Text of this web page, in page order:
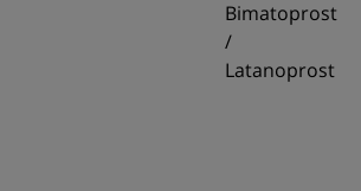
Bimatoprost
/
Latanoprost